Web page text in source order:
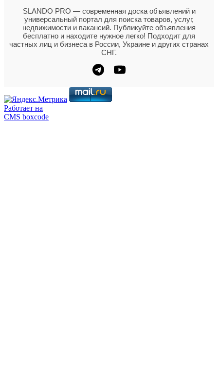
SLANDO PRO — современная доска объявлений и
универсальный портал для поиска товаров, услуг,
недвижимости и вакансий. Публикуйте объявления
бесплатно и находите нужное легко! Подходит для
частных лиц и бизнеса в России, Украине и других странах
СНГ.
Работает на
CMS boxcode